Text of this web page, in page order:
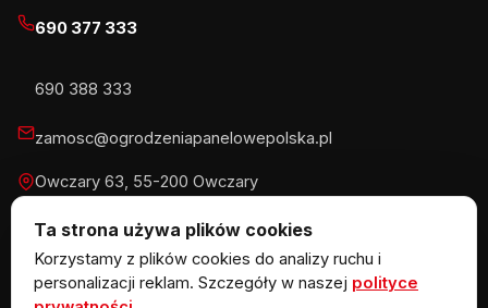
Ta strona używa plików cookies
Korzystamy z plików cookies do analizy ruchu i
personalizacji reklam. Szczegóły w naszej polityce
690 377 333
690 388 333
zamosc@ogrodzeniapanelowepolska.pl
Owczary 63, 55-200 Owczary
Pn-Pt 8-16, Sb 8-13:30